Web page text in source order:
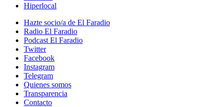
Hiperlocal
Hazte socio/a de El Faradio
Radio El Faradio
Podcast El Faradio
Twitter
Facebook
Instagram
Telegram
Quienes somos
Transparencia
Contacto